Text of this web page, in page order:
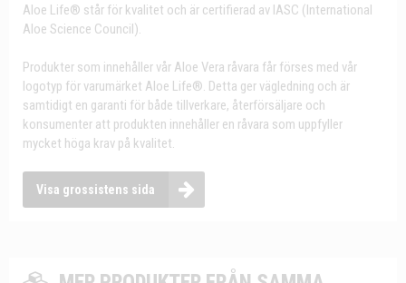
Aloe Life® står för kvalitet och är certifierad av IASC (International
Aloe Science Council).
Produkter som innehåller vår Aloe Vera råvara får förses med vår
logotyp för varumärket Aloe Life®. Detta ger vägledning och är
samtidigt en garanti för både tillverkare, återförsäljare och
konsumenter att produkten innehåller en råvara som uppfyller
mycket höga krav på kvalitet.
Visa grossistens sida